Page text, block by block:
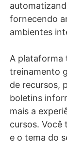
fornecendo
ambientes
A plataforma
treinamento
de recursos,
boletins
mais a
cursos. Você
e o tema do